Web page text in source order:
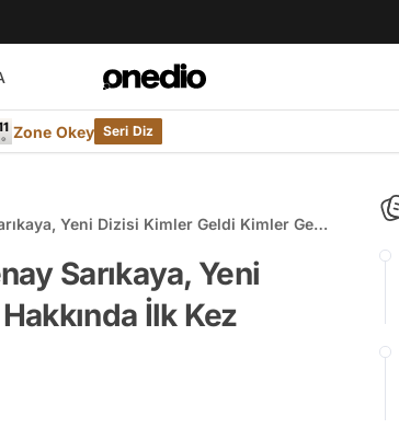
Zone Okey Seri Diz
Yeni Dizisi Kimler Geldi Kimler Geçti
Sarıkaya, Yeni
İlk Kez